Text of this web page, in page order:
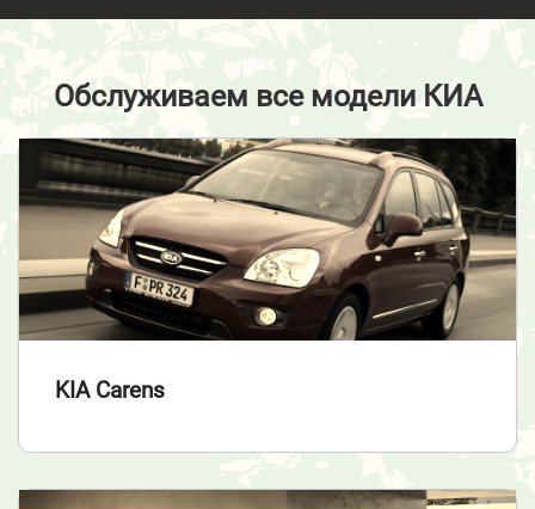
Обслуживаем все модели КИА
KIA Carens